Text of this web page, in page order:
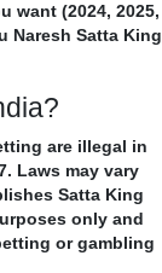
want (2024, 2025,
Naresh Satta King
are illegal in
Laws may vary
Satta King
only and
or gambling